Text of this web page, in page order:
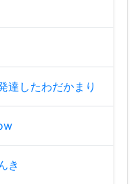
達したわだかまり
き